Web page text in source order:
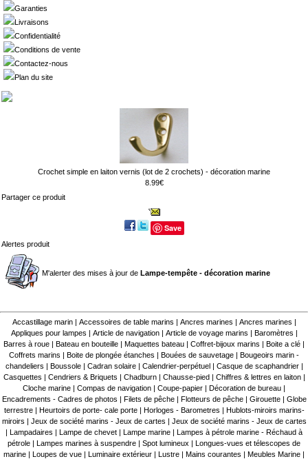
Garanties
Livraisons
Confidentialité
Conditions de vente
Contactez-nous
Plan du site
Crochet simple en laiton vernis (lot de 2 crochets) - décoration marine
8.99€
Partager ce produit
Save
Alertes produit
M'alerter des mises à jour de Lampe-tempête - décoration marine
Accastillage marin| Accessoires de table marins Ancres marines Ancres marines
Appliques pour lampes
Article de navigation| Article de voyage marins Baromètres
Barres à roue
Bateau en bouteille Maquettes bateau Coffret-bijoux marins Boite a clé
Coffrets marins
Boite de plongée étanches Bouées de sauvetage
Bougeoirs marin -
chandeliers
Boussole| Cadran solaire| Calendrier-perpétuel Casque de scaphandrier|
Casquettes
Cendriers & Briquets Chadburn| Chausse-pied Chiffres & lettres en laiton|
Cloche marine
Compas de navigation Coupe-papier Décoration de bureau
Encadrements - Cadres de photos
Filets de pêche| Flotteurs de pêche| Girouette| Globe
terrestre| Heurtoirs de porte- cale porte| Horloges - Barometres
Hublots-miroirs marins-
miroirs
Jeux de société marins - Jeux de cartes
Jeux de société marins - Jeux de cartes
Lampadaires Lampe de chevet Lampe marine
Lampes à pétrole marine - Réchaud à
pétrole
Lampes marines à suspendre Spot lumineux
Longues-vues et télescopes de
marine
Loupes de vue Luminaire extérieur Lustre Mains courantes Meubles Marine